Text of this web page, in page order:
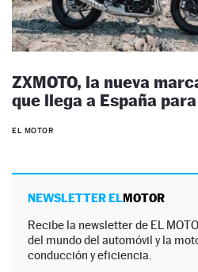
ZXMOTO, la nueva
que llega a España
EL MOTOR
NEWSLETTER ELMOTOR
Recibe la newsletter de EL
del mundo del automóvil y la
conducción y eficiencia.